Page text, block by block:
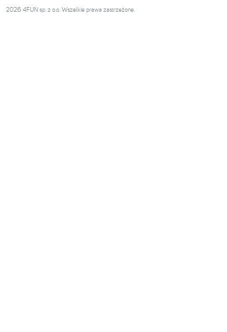
2026 4FUN sp. z o.o. Wszelkie prawa zastrzeżone.